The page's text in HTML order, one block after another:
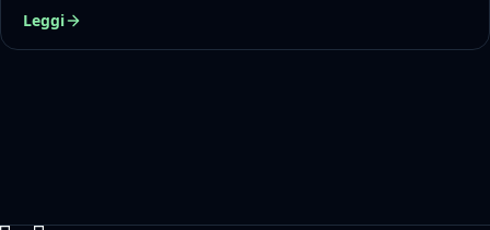
Leggi